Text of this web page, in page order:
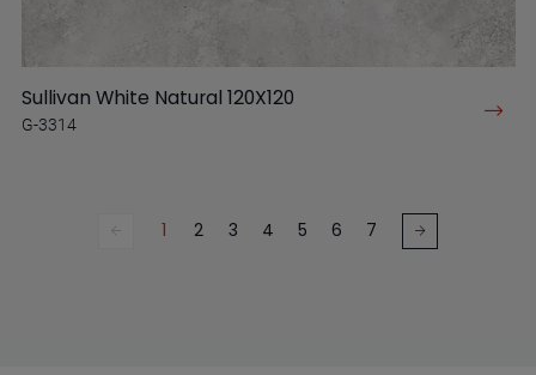
Sullivan White Natural 120X120
G-3314
1 2 3 4 5 6 7